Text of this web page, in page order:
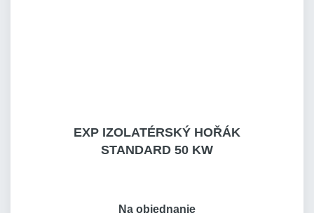
EXP IZOLATÉRSKÝ HOŘÁK
STANDARD 50 KW
Na objednanie